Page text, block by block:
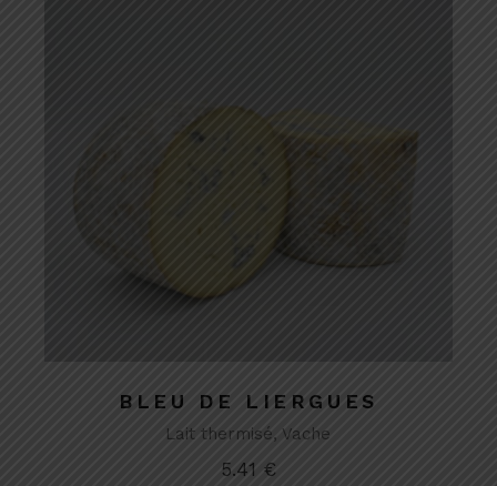
BLEU DE LIERGUES
Lait thermisé Vache
5.41 €